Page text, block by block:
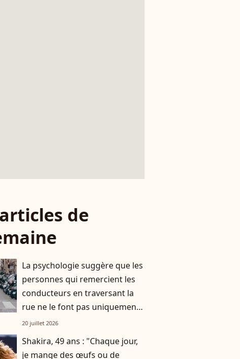
de
La psychologie suggère que les
personnes qui remercient les
conducteurs en traversant la
rue ne le font pas uniquement
par gratitude
20 juillet 2026
Shakira, 49 ans : "Chaque jour,
je mange des œufs ou de